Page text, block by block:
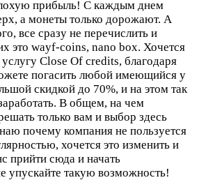
прибыль! С каждым днем
а монеты только дорожают. А
все сразу не перечислить и
это wayf-coins, nano box. Хочется
Close Of credits, благодаря
погасить любой имеющийся у
скидкой до 70%, и на этом так
В общем, на чем
только вам и выбор здесь
почему компания не пользуется
хочется это изменить и
прийти сюда и начать
упускайте такую возможность!